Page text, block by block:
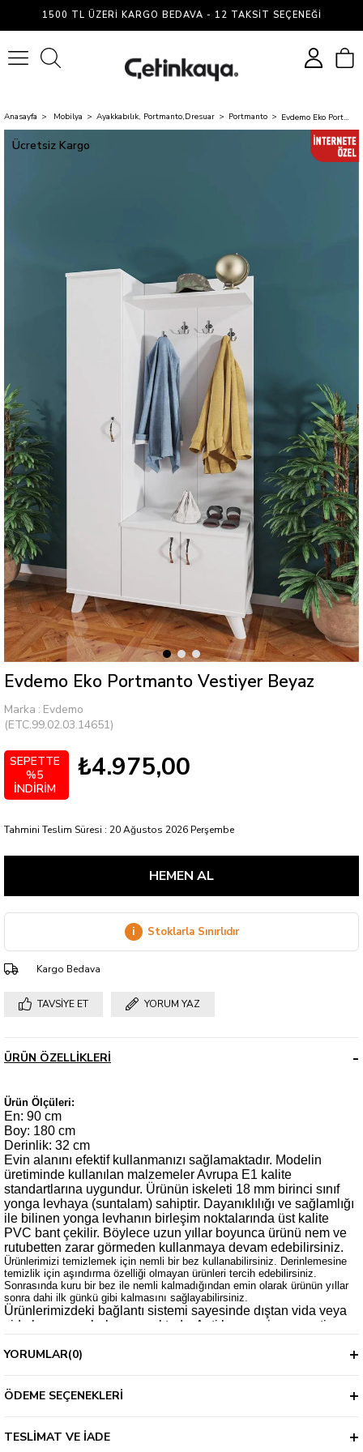
1500 TL ÜZERI KARGO BEDAVA - 12 TAKSIT SEÇENEĞI
Anasayfa Mobilya Ayakkabılık, Portmanto,Dresuar Portmanto Evdemo Eko Portmanto Vestiyer Beyaz
Ücretsiz Kargo
Evdemo Eko Portmanto Vestiyer Beyaz
Marka : Evdemo
(ETC.99.02.03.14651)
₺4.975,00
SEPETTE
%5
İNDİRİM
Tahmini Teslim Süresi : 20 Ağustos 2026 Perşembe
i Stoklarla Sınırlıdır
Kargo Bedava
TAVSIYE ET YORUM YAZ
ÜRÜN ÖZELLIKLERI
Ürün Ölçüleri:
En: 90 cm
Boy: 180 cm
Derinlik: 32 cm
Evin alanını efektif kullanmanızı sağlamaktadır. Modelin
üretiminde kullanılan malzemeler Avrupa E1 kalite
standartlarına uygundur. Ürünün iskeleti 18 mm birinci sınıf
yonga levhaya (suntalam) sahiptir. Dayanıklılığı ve sağlamlığı
ile bilinen yonga levhanın birleşim noktalarında üst kalite
PVC bant çekilir. Böylece uzun yıllar boyunca ürünü nem ve
rutubetten zarar görmeden kullanmaya devam edebilirsiniz.
Ürünlerimizi temizlemek için nemli bir bez kullanabilirsiniz. Derinlemesine
temizlik için aşındırma özelliği olmayan ürünleri tercih edebilirsiniz.
Sonrasında kuru bir bez ile nemli kalmadığından emin olarak ürünün yıllar
sonra dahi ilk günkü gibi kalmasını sağlayabilirsiniz.
Ürünlerimizdeki bağlantı sistemi sayesinde dıştan vida veya
vida kapaması bulunmamaktadır. Anti kanserojen ve anti
uygun malzemeler ile üretilmiştir. Ürünümüz 2 yıl garantilidir.;
sorunsuz bir kurulum desteği sağlayacaktır. Montaj kutunuzun
bulunmaktadır. Ürünler kargodan teslim alınırken mutlaka
kontrol edilmelidir. Hasarlı ürünler teslim alınmamalı ve kargo
YORUMLAR(0)
ÖDEME SEÇENEKLERI
TESLIMAT VE İADE